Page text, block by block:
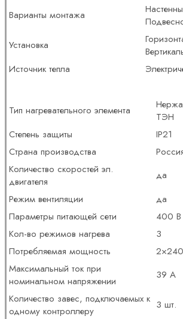
Варианты монтажа
Установка
Источник тепла
Тип нагревательного элемента
ТЭН
Степень защиты
IP21
Страна производства
Количество скоростей эл.
двигателя
да
Режим вентиляции
да
Параметры питающей сети
400 В
Кол-во режимов нагрева
3
Потребляемая мощность
Максимальный ток при
номинальном напряжении
39 А
Количество завес, подключаемых к
одному контроллеру
3 шт.